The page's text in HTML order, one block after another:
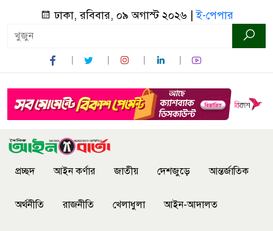
ঢাকা, রবিবার, ০৯ অগাস্ট ২০২৬ |ই-পেপার
প্রচ্ছদ আইন কর্ণার জাতীয় দেশজুড়ে আন্তর্জাতিক
অর্থনীতি রাজনীতি খেলাধুলা আইন-আদালত